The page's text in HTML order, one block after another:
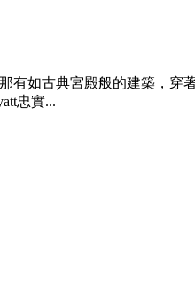
有如古典宮殿般的建築，穿
忠實...